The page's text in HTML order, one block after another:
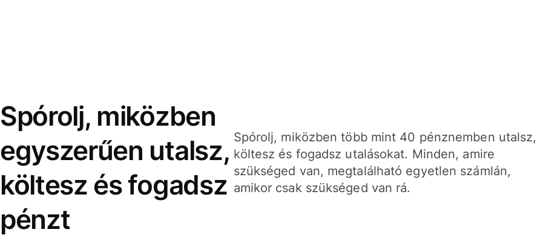
Spórolj, miközben
egyszerűen utalsz,
költesz és fogadsz
pénzt
Spórolj, miközben több mint 40 pénznemben utalsz,
költesz és fogadsz utalásokat. Minden, amire
szükséged van, megtalálható egyetlen számlán,
amikor csak szükséged van rá.